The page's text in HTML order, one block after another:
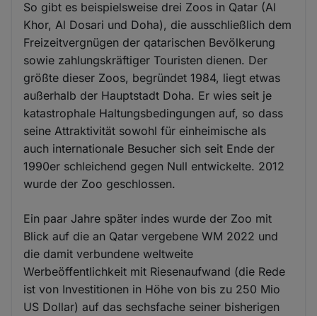
So gibt es beispielsweise drei Zoos in Qatar (Al
Khor, Al Dosari und Doha), die ausschließlich dem
Freizeitvergnügen der qatarischen Bevölkerung
sowie zahlungskräftiger Touristen dienen. Der
größte dieser Zoos, begründet 1984, liegt etwas
außerhalb der Hauptstadt Doha. Er wies seit je
katastrophale Haltungsbedingungen auf, so dass
seine Attraktivität sowohl für einheimische als
auch internationale Besucher sich seit Ende der
1990er schleichend gegen Null entwickelte. 2012
wurde der Zoo geschlossen.
Ein paar Jahre später indes wurde der Zoo mit
Blick auf die an Qatar vergebene WM 2022 und
die damit verbundene weltweite
Werbeöffentlichkeit mit Riesenaufwand (die Rede
ist von Investitionen in Höhe von bis zu 250 Mio
US Dollar) auf das sechsfache seiner bisherigen